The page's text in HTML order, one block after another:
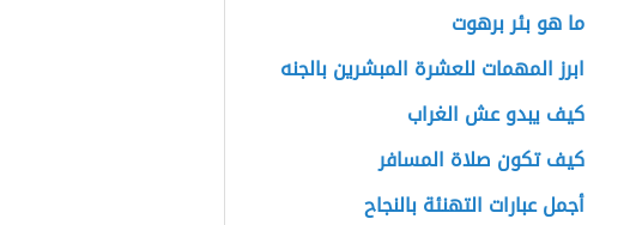
ما هو بئر برهوت
ابرز المهمات للعشرة المبشرين بالجنه
كيف يبدو عش الغراب
كيف تكون صلاة المسافر
أجمل عبارات التهنئة بالنجاح